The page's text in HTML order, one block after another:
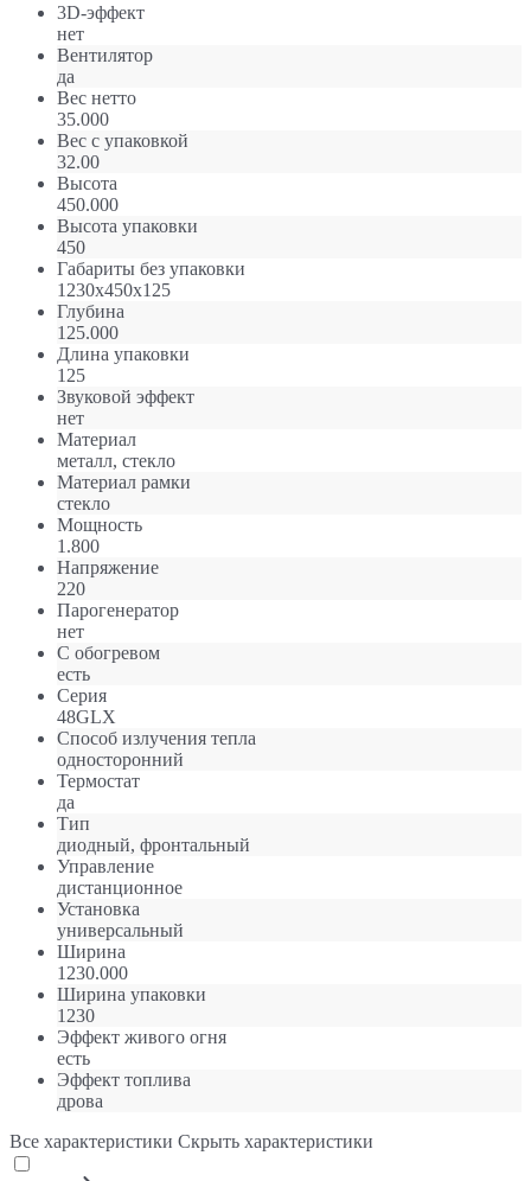
3D-эффект
нет
Вентилятор
да
Вес нетто
35.000
Вес с упаковкой
32.00
Высота
450.000
Высота упаковки
450
Габариты без упаковки
1230х450х125
Глубина
125.000
Длина упаковки
125
Звуковой эффект
нет
Материал
металл, стекло
Материал рамки
стекло
Мощность
1.800
Напряжение
220
Парогенератор
нет
С обогревом
есть
Серия
48GLX
Способ излучения тепла
односторонний
Термостат
да
Тип
диодный, фронтальный
Управление
дистанционное
Установка
универсальный
Ширина
1230.000
Ширина упаковки
1230
Эффект живого огня
есть
Эффект топлива
дрова
Все характеристики Скрыть характеристики